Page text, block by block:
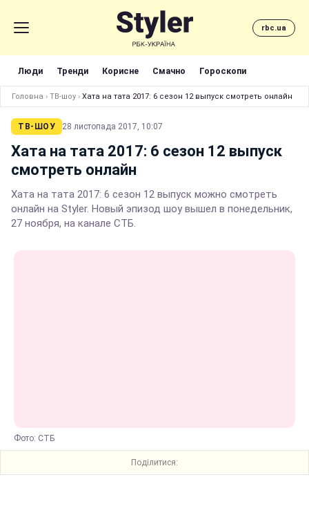
rbc.ua
Люди Тренди Корисне Смачно Гороскопи
Головна › ТВ-шоу › Хата на тата 2017: 6 сезон 12 выпуск смотреть онлайн
ТВ-ШОУ 28 листопада 2017, 10:07
Хата на тата 2017: 6 сезон 12 выпуск
смотреть онлайн
Хата на тата 2017: 6 сезон 12 выпуск можно смотреть
онлайн на Styler. Новый эпизод шоу вышел в понедельник,
27 ноября, на канале СТБ.
Фото: СТБ
Поділитися: